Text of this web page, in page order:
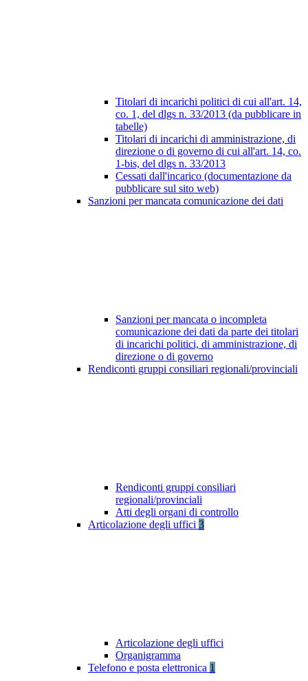
Titolari di incarichi politici di cui all'art. 14,
co. 1, del dlgs n. 33/2013 (da pubblicare in
tabelle)
Titolari di incarichi di amministrazione, di
direzione o di governo di cui all'art. 14, co.
1-bis, del dlgs n. 33/2013
Cessati dall'incarico (documentazione da
pubblicare sul sito web)
Sanzioni per mancata comunicazione dei dati
Sanzioni per mancata o incompleta
comunicazione dei dati da parte dei titolari
di incarichi politici, di amministrazione, di
direzione o di governo
Rendiconti gruppi consiliari regionali/provinciali
Rendiconti gruppi consiliari
regionali/provinciali
Atti degli organi di controllo
Articolazione degli uffici 3
Articolazione degli uffici
Organigramma
Telefono e posta elettronica 1